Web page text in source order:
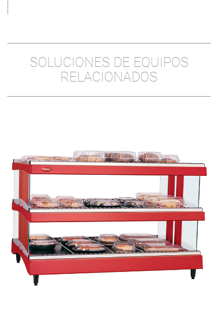
SOLUCIONES DE EQUIPOS
RELACIONADOS